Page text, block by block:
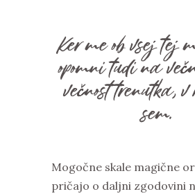
Ker me ob vsej tej
opomni tudi na
večnost trenutka,
sem.
Mogočne skale magične
pričajo o daljni zgodovini